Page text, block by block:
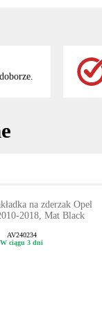
na zderzak Opel
2018, Mat Black
AV240234
W ciągu 3 dni